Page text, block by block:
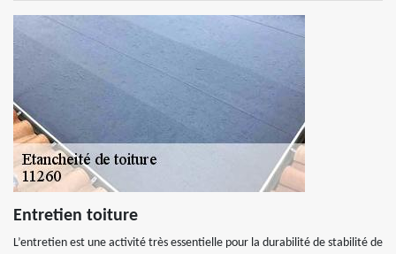
Entretien toiture
L’entretien est une activité très essentielle pour la durabilité de stabilité de